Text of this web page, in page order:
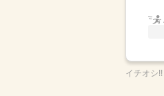
イチオシ!!